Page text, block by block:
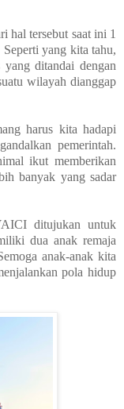
hal tersebut saat ini 1
Seperti yang kita tahu,
ditandai dengan
wilayah dianggap
harus kita hadapi
pemerintah.
ikut memberikan
banyak yang sadar
ditujukan untuk
dua anak remaja
anak-anak kita
pola hidup